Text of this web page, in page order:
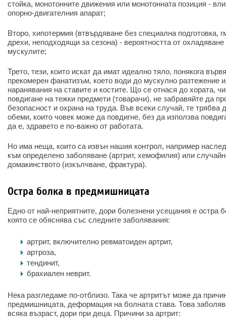
стойка, монотонните движения или монотонната позиция -
опорно-двигателния апарат;
Второ, хипотермия (втвърдяване без специална подготовка,
дрехи, неподходящи за сезона) - вероятността от
мускулите;
Трето, тези, които искат да имат идеално тяло, понякога
прекомерен фанатизъм, което води до мускулно разтежение
наранявания на ставите и костите. Що се отнася до хората,
повдигане на тежки предмети (товарачи), не забравяйте да
безопасност и охрана на труда. Във всеки случай, те трябва
обеми, които човек може да повдигне, без да използва
да е, здравето е по-важно от работата.
Но има неща, които са извън нашия контрол, например
към определено заболяване (артрит, хемофилия) или
домакинството (изкълчване, фрактура).
Остра болка в предмишницата
Едно от най-неприятните, дори болезнени усещания е остра
която се обяснява със следните заболявания:
артрит, включително ревматоиден артрит,
артроза,
тендинит,
брахиален неврит.
Нека разгледаме по-отблизо. Така че артритът може да
предмишницата, деформация на болната става. Това
всяка възраст, дори при деца. Причини за артрит: